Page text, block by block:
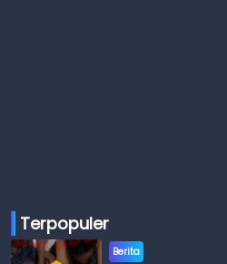
Terpopuler
Berita